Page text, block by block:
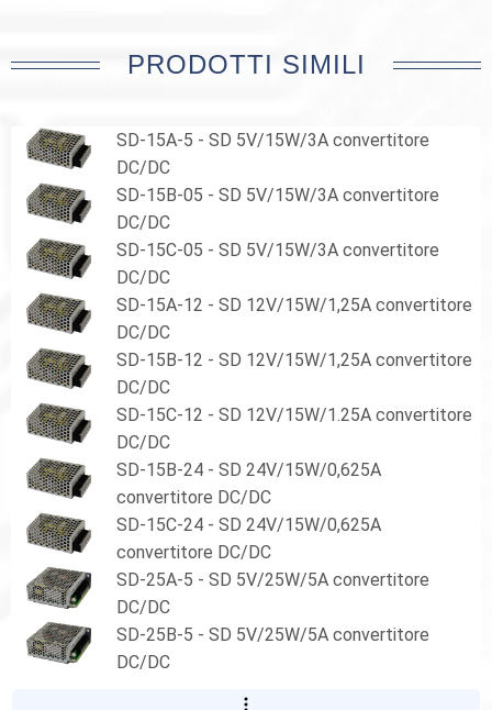
PRODOTTI SIMILI
SD-15A-5 - SD 5V/15W/3A convertitore
DC/DC
SD-15B-05 - SD 5V/15W/3A convertitore
DC/DC
SD-15C-05 - SD 5V/15W/3A convertitore
DC/DC
SD-15A-12 - SD 12V/15W/1,25A convertitore
DC/DC
SD-15B-12 - SD 12V/15W/1,25A convertitore
DC/DC
SD-15C-12 - SD 12V/15W/1.25A convertitore
DC/DC
SD-15B-24 - SD 24V/15W/0,625A
convertitore DC/DC
SD-15C-24 - SD 24V/15W/0,625A
convertitore DC/DC
SD-25A-5 - SD 5V/25W/5A convertitore
DC/DC
SD-25B-5 - SD 5V/25W/5A convertitore
DC/DC